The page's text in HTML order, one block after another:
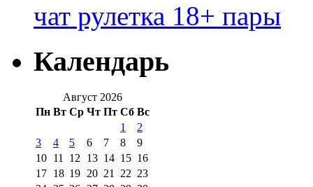
чат рулетка 18+ пары
Календарь
Август 2026
Пн Вт Ср Чт Пт Сб Вс
1
2
3
4 5 6 7 8
9
10 11 12 13 14 15 16
17 18 19 20 21 22 23